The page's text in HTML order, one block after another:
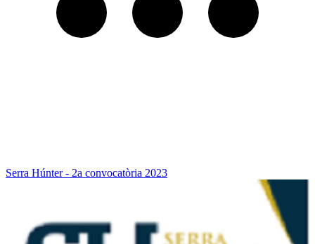
Serra Húnter - 2a convocatòria 2023